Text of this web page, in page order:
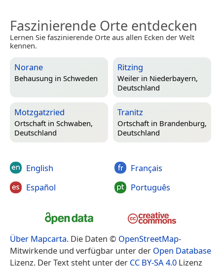
Faszinierende Orte entdecken
Lernen Sie faszinierende Orte aus allen Ecken der Welt
kennen.
Norane
Behausung in Schweden
Ritzing
Weiler in Niederbayern,
Deutschland
Motzgatzried
Ortschaft in Schwaben,
Deutschland
Tranitz
Ortschaft in Brandenburg,
Deutschland
English
Español
Français
Português
Über Mapcarta. Die Daten © OpenStreetMap-
Mitwirkende und verfügbar unter der Open Database
Lizenz. Der Text steht unter der CC BY-SA 4.0 Lizenz